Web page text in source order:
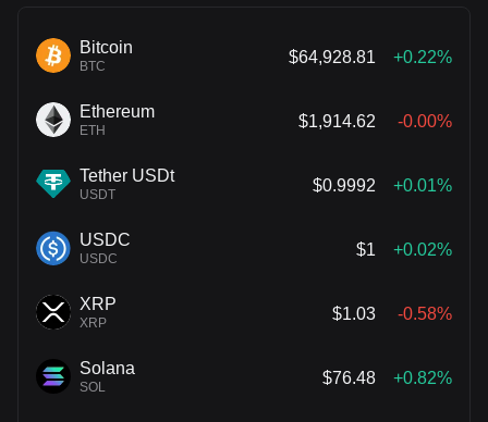
Bitcoin
BTC
$64,928.81 +0.22%
Ethereum
ETH
$1,914.62 -0.00%
Tether USDt
USDT
$0.9992 +0.01%
USDC
USDC
$1 +0.02%
XRP
XRP
$1.03 -0.58%
Solana
SOL
$76.48 +0.82%